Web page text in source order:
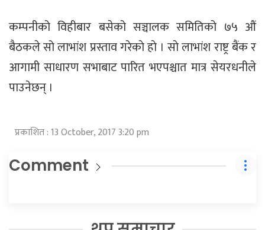
कम्पनीको विहीबार बसेको सञ्चालक समितिको ७५ औं
बैठकले सो लाभांश प्रस्ताव गरेकाे हाे । साे लाभांश राष्ट्र बैंक र
आगामी साधारण सभाबाट पारित भएपश्चात मात्र सेयरधनीले
पाउनेछन् ।
प्रकाशित : 13 October, 2017 3:20 pm
Comment